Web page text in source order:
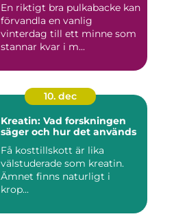
En riktigt bra pulkabacke kan
förvandla en vanlig
vinterdag till ett minne som
stannar kvar i m...
10. dec
Kreatin: Vad forskningen
säger och hur det används
Få kosttillskott är lika
välstuderade som kreatin.
Ämnet finns naturligt i
krop...